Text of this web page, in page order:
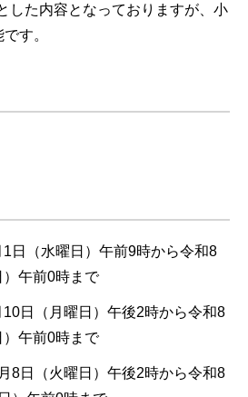
した内容となっておりますが、小
す。
（水曜日）午前9時から令和8
午前0時まで
日（月曜日）午後2時から令和8
午前0時まで
日（火曜日）午後2時から令和8